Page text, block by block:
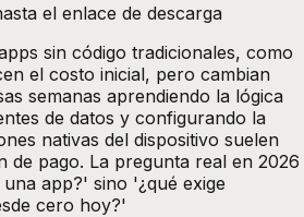
el enlace de descarga
sin código tradicionales, como
el costo inicial, pero cambian
semanas aprendiendo la lógica
de datos y configurando la
nativas del dispositivo suelen
de pago. La pregunta real en 2026
app?' sino '¿qué exige
cero hoy?'